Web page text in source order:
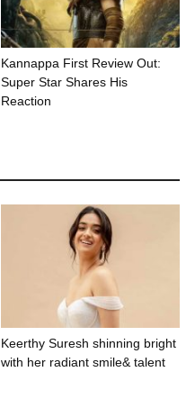
Kannappa First Review Out:
Super Star Shares His
Reaction
Keerthy Suresh shinning bright
with her radiant smile& talent